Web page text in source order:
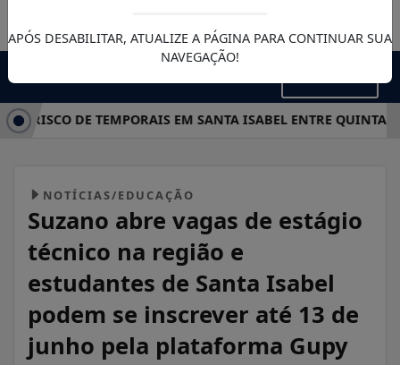
DE TEMPORAIS EM SANTA ISABEL ENTRE QUINTA E
NOTÍCIAS/EDUCAÇÃO
Suzano abre vagas de estágio
técnico na região e
estudantes de Santa Isabel
podem se inscrever até 13 de
junho pela plataforma Gupy
APÓS DESABILITAR, ATUALIZE A PÁGINA PARA CONTINUAR SUA
NAVEGAÇÃO!